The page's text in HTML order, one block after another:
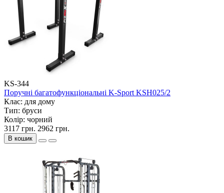
KS-344
Поручні багатофункціональні K-Sport KSH025/2
Клас: для дому
Тип: бруси
Колір: чорний
3117 грн. 2962 грн.
В кошик